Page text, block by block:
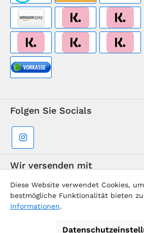
Folgen Sie Socials
Wir versenden mit
Diese Website verwendet Cookies,
bestmögliche Funktionalität bieten
Informationen.